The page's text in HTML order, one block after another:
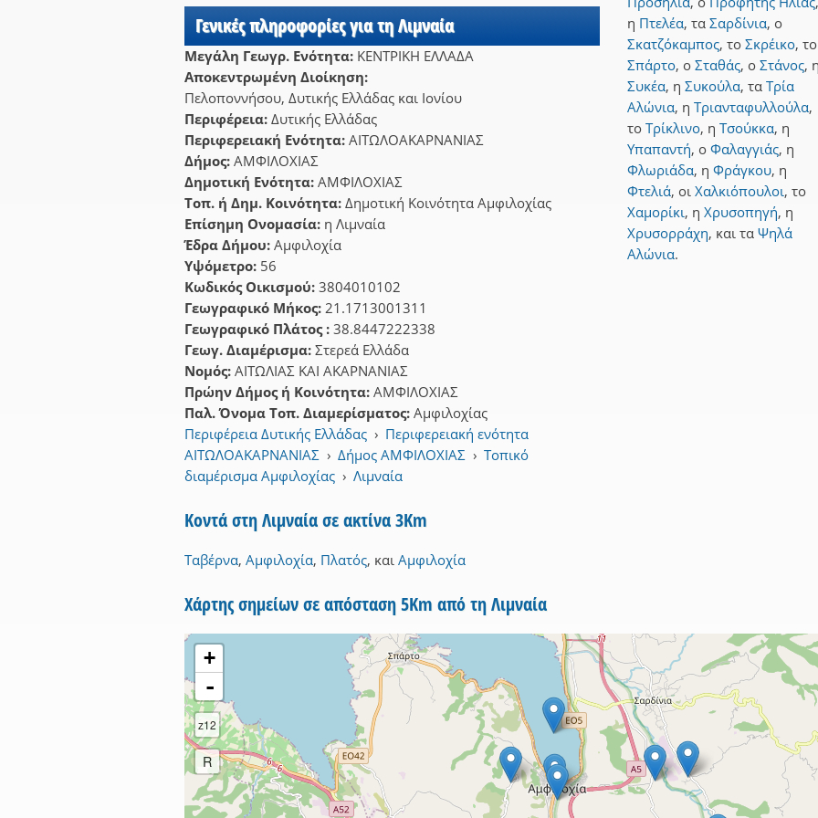
Γενικές πληροφορίες για τη Λιμναία
Μεγάλη Γεωγρ. Ενότητα: ΚΕΝΤΡΙΚΗ ΕΛΛΑΔΑ
Αποκεντρωμένη Διοίκηση:
Πελοποννήσου, Δυτικής Ελλάδας και Ιονίου
Περιφέρεια: Δυτικής Ελλάδας
Περιφερειακή Ενότητα: ΑΙΤΩΛΟΑΚΑΡΝΑΝΙΑΣ
Δήμος: ΑΜΦΙΛΟΧΙΑΣ
Δημοτική Ενότητα: ΑΜΦΙΛΟΧΙΑΣ
Τοπ. ή Δημ. Κοινότητα: Δημοτική Κοινότητα Αμφιλοχίας
Επίσημη Ονομασία: η Λιμναία
Έδρα Δήμου: Αμφιλοχία
Υψόμετρο: 56
Κωδικός Οικισμού: 3804010102
Γεωγραφικό Μήκος: 21.1713001311
Γεωγραφικό Πλάτος : 38.8447222338
Γεωγ. Διαμέρισμα: Στερεά Ελλάδα
Νομός: ΑΙΤΩΛΙΑΣ ΚΑΙ ΑΚΑΡΝΑΝΙΑΣ
Πρώην Δήμος ή Κοινότητα: ΑΜΦΙΛΟΧΙΑΣ
Παλ. Όνομα Τοπ. Διαμερίσματος: Αμφιλοχίας
Περιφέρεια Δυτικής Ελλάδας › Περιφερειακή ενότητα
ΑΙΤΩΛΟΑΚΑΡΝΑΝΙΑΣ › Δήμος ΑΜΦΙΛΟΧΙΑΣ › Τοπικό
διαμέρισμα Αμφιλοχίας › Λιμναία
η Πτελέα, τα Σαρδίνια, ο
Σκατζόκαμπος, το Σκρέικο, το
Σπάρτο, ο Σταθάς, ο Στάνος,
Συκέα, η Συκούλα, τα Τρία
Αλώνια, η Τριανταφυλλούλα,
το Τρίκλινο, η Τσούκκα, η
Υπαπαντή, ο Φαλαγγιάς, η
Φλωριάδα, η Φράγκου, η
Φτελιά, οι Χαλκιόπουλοι, το
Χαμορίκι, η Χρυσοπηγή, η
Χρυσορράχη, και τα Ψηλά
Αλώνια.
Κοντά στη Λιμναία σε ακτίνα 3Km
Ταβέρνα, Αμφιλοχία, Πλατός, και Αμφιλοχία
Χάρτης σημείων σε απόσταση 5Km από τη Λιμναία
+
-
z12
R